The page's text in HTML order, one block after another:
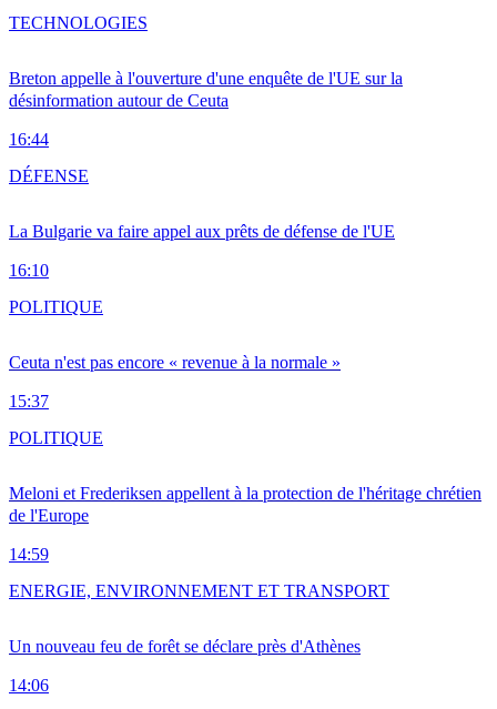
Breton appelle à l'ouverture d'une enquête de l'UE sur la
désinformation autour de Ceuta
16:44
TECHNOLOGIES
La Bulgarie va faire appel aux prêts de défense de l'UE
16:10
DÉFENSE
Ceuta n'est pas encore « revenue à la normale »
15:37
POLITIQUE
Meloni et Frederiksen appellent à la protection de l'héritage chrétien
de l'Europe
14:59
POLITIQUE
Un nouveau feu de forêt se déclare près d'Athènes
14:06
ENERGIE, ENVIRONNEMENT ET TRANSPORT